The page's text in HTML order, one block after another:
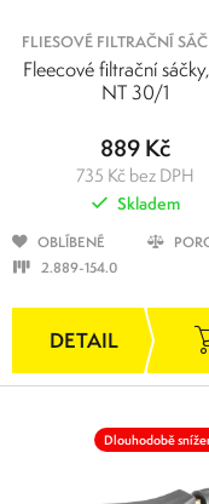
FLIESOVÉ FILTRAČNÍ
VRSTVÉ)
Fleecové filtrační
NT 30/1
889 Kč
735 Kč bez DPH
Skladem
OBLÍBENÉ
2.889-154.0
Dlouhodobě